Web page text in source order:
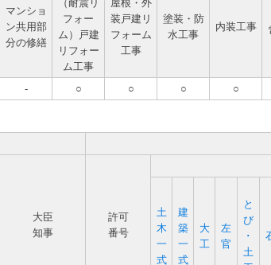
マンショ
ン共用部
分の修繕
（耐震リ
フォー
ム）戸建
リフォー
ム工事
屋根・外
装戸建リ
フォーム
工事
塗装・防
水工事
内装工事
- ○ ○ ○ ○
大臣
知事
許可
番号
土
木
一
式
建
築
一
式
大
工
左
官
と
び
･
土